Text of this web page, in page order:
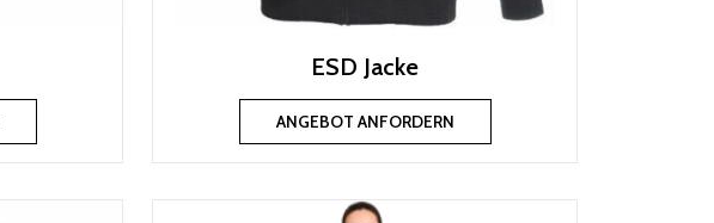
ESD Jacke
ANGEBOT ANFORDERN